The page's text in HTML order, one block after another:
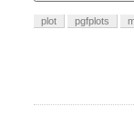
plot pgfplots